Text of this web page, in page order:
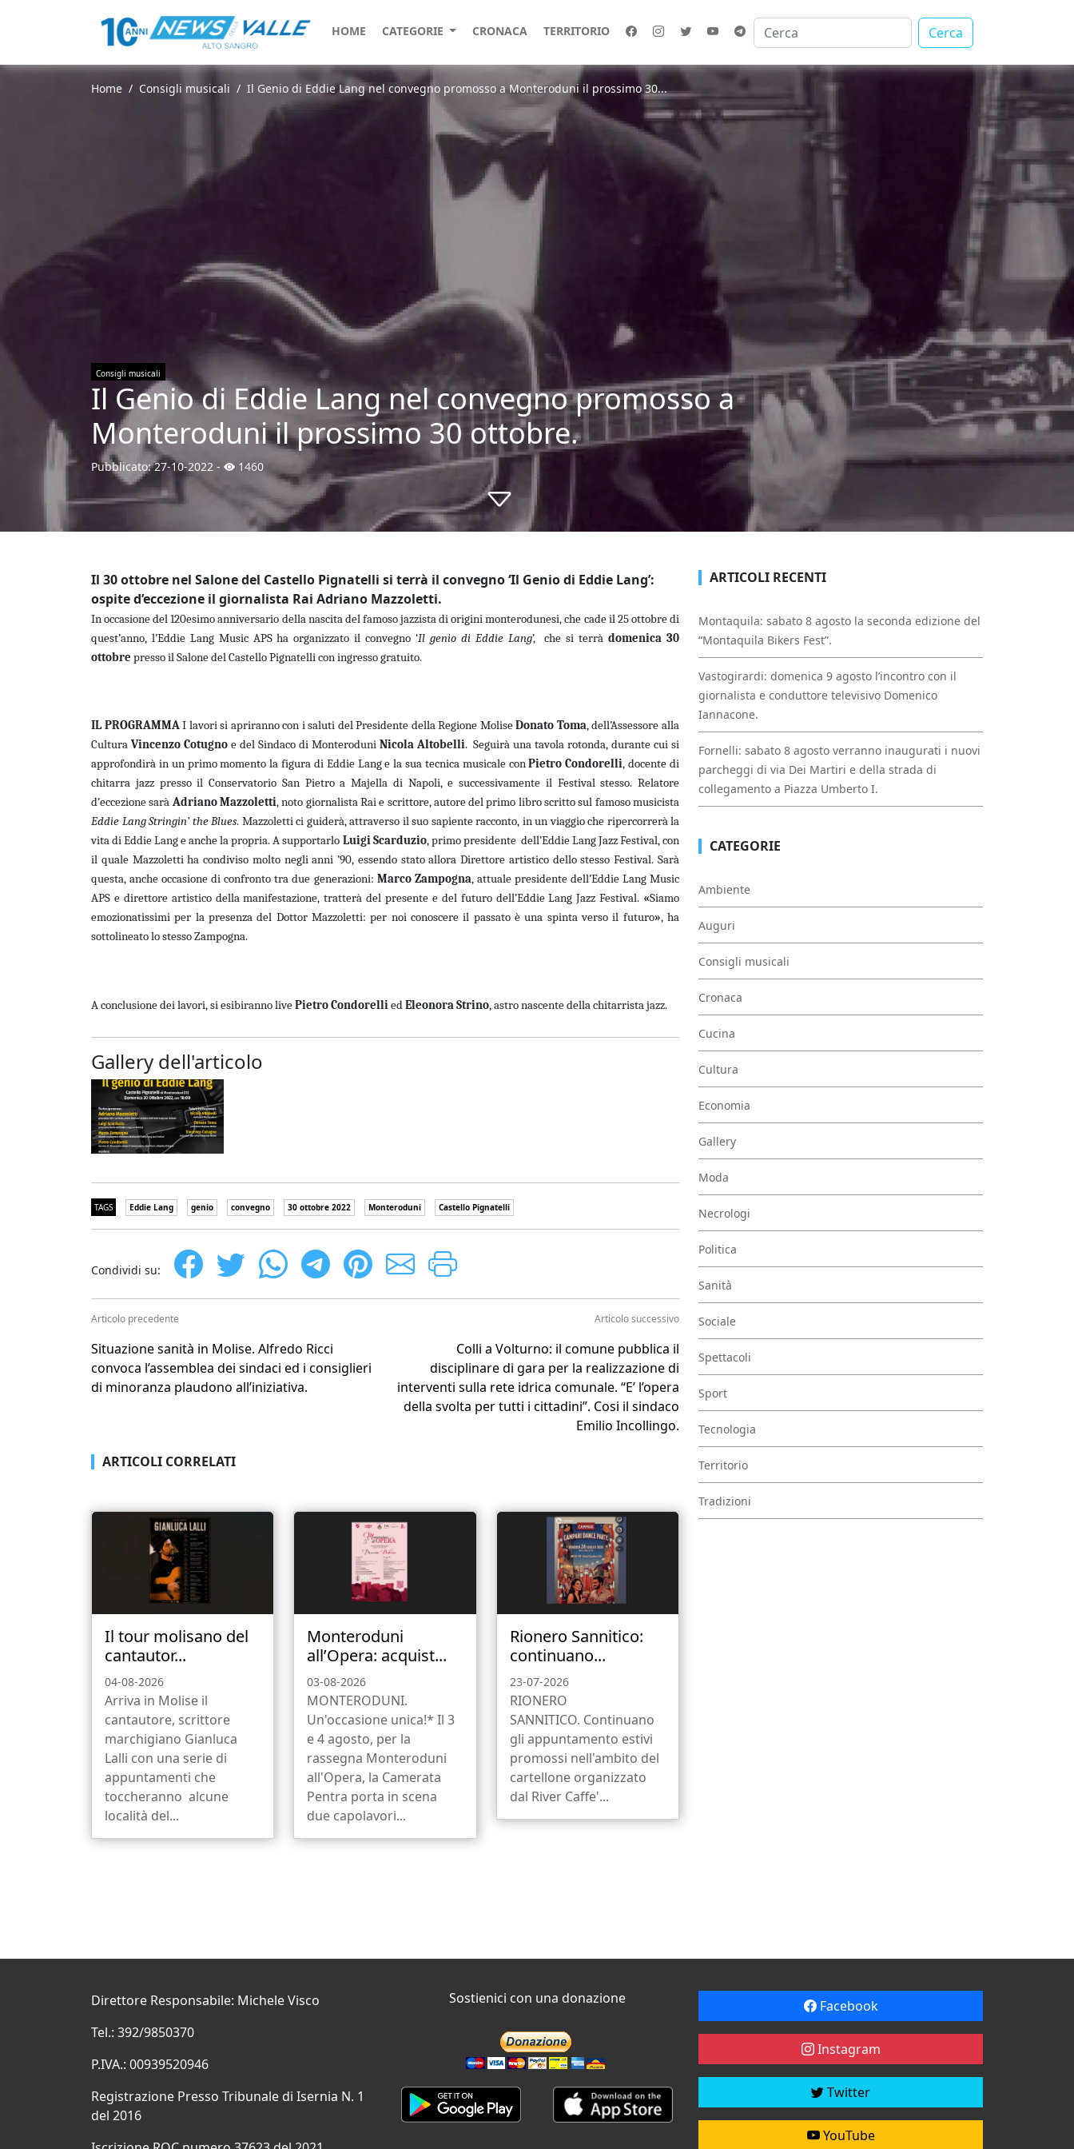
HOME CATEGORIE CRONACA TERRITORIO Cerca
Home Consigli musicali Il Genio di Eddie Lang nel convegno promosso a Monteroduni il prossimo 30...
Consigli musicali
Il Genio di Eddie Lang nel convegno promosso a
Monteroduni il prossimo 30 ottobre.
Pubblicato:27-10-2022 - 1460
Il 30 ottobre nel Salone del Castello Pignatelli si terrà il convegno ‘Il Genio di Eddie Lang’:
ospite d’eccezione il giornalista Rai Adriano Mazzoletti.
In occasione del 120esimo anniversario della nascita del famoso jazzista di origini monterodunesi, che cade il 25 ottobre di
quest’anno, l’Eddie Lang Music APS ha organizzato il convegno ‘Il genio di Eddie Lang’, che si terràdomenica 30
ottobre presso il Salone del Castello Pignatelli con ingresso gratuito.
IL PROGRAMMAI lavori si apriranno con i saluti del Presidente della Regione MoliseDonato Toma, dell’Assessore alla
Cultura Vincenzo Cotugnoe del Sindaco di Monteroduni Nicola Altobelli.Seguirà una tavola rotonda, durante cui si
approfondirà in un primo momento la figura di Eddie Lang e la sua tecnica musicale conPietro Condorelli, docente di
chitarra jazz presso il Conservatorio San Pietro a Majella di Napoli, e successivamente il Festival stesso. Relatore
d’eccezione sarà Adriano Mazzoletti, noto giornalista Rai e scrittore, autore del primo libro scritto sul famoso musicista
Eddie Lang Stringin’ the Blues. Mazzoletti ci guiderà, attraverso il suo sapiente racconto, in un viaggio che ripercorrerà la
vita di Eddie Lang e anche la propria. A supportarlo Luigi Scarduzio, primo presidente dell’Eddie Lang Jazz Festival, con
il quale Mazzoletti ha condiviso molto negli anni ’90, essendo stato allora Direttore artistico dello stesso Festival. Sarà
questa, anche occasione di confronto tra due generazioni: Marco Zampogna, attuale presidente dell’Eddie Lang Music
APS e direttore artistico della manifestazione, tratterà del presente e del futuro dell’Eddie Lang Jazz Festival. «Siamo
emozionatissimi per la presenza del Dottor Mazzoletti: per noi conoscere il passato è una spinta verso il futuro», ha
sottolineato lo stesso Zampogna.
A conclusione dei lavori, si esibiranno livePietro CondorelliedEleonora Strino, astro nascente della chitarrista jazz.
Gallery dell'articolo
TAGS Eddie Lang genio convegno 30 ottobre 2022 Monteroduni Castello Pignatelli
Condividi su:
Articolo precedente
Situazione sanità in Molise. Alfredo Ricci
convoca l’assemblea dei sindaci ed i consiglieri
di minoranza plaudono all’iniziativa.
Articolo successivo
Colli a Volturno: il comune pubblica il
disciplinare di gara per la realizzazione di
interventi sulla rete idrica comunale. “E’ l’opera
della svolta per tutti i cittadini”. Cosi il sindaco
Emilio Incollingo.
ARTICOLI CORRELATI
Il tour molisano del
cantautor...
04-08-2026
Arriva in Molise il
cantautore, scrittore
marchigiano Gianluca
Lalli con una serie di
appuntamenti che
toccheranno alcune
località del...
Monteroduni
all’Opera: acquist...
03-08-2026
MONTERODUNI.
Un'occasione unica!* Il 3
e 4 agosto, per la
rassegna Monteroduni
all'Opera, la Camerata
Pentra porta in scena
due capolavori...
Rionero Sannitico:
continuano...
23-07-2026
RIONERO
SANNITICO. Continuano
gli appuntamento estivi
promossi nell'ambito del
cartellone organizzato
dal River Caffe'...
ARTICOLI RECENTI
Montaquila: sabato 8 agosto la seconda edizione del
“Montaquila Bikers Fest”.
Vastogirardi: domenica 9 agosto l’incontro con il
giornalista e conduttore televisivo Domenico
Iannacone.
Fornelli: sabato 8 agosto verranno inaugurati i nuovi
parcheggi di via Dei Martiri e della strada di
collegamento a Piazza Umberto I.
CATEGORIE
Ambiente
Auguri
Consigli musicali
Cronaca
Cucina
Cultura
Economia
Gallery
Moda
Necrologi
Politica
Sanità
Sociale
Spettacoli
Sport
Tecnologia
Territorio
Tradizioni
Direttore Responsabile: Michele Visco
Tel.: 392/9850370
P.IVA.: 00939520946
Registrazione Presso Tribunale di Isernia N. 1
del 2016
Sostienici con una donazione Facebook
Instagram
Twitter
YouTube